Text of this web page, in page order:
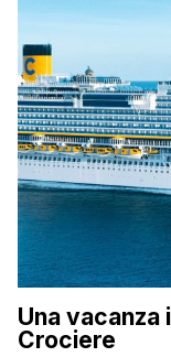
Una
Crociere